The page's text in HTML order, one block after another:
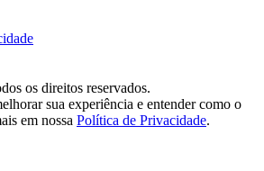
os direitos reservados.
sua experiência e entender como o
em nossa Política de Privacidade.